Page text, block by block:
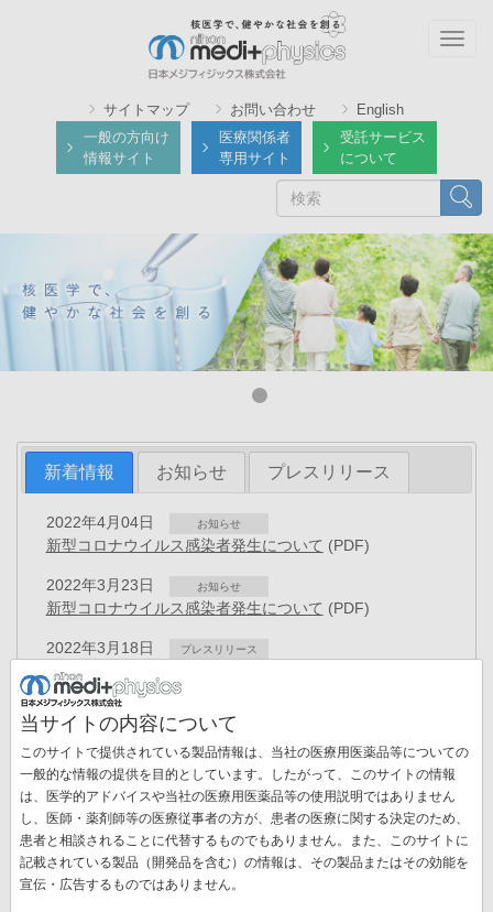
サイトマップ お問い合わせ
English
一般の方向け
情報サイト
医療関係者
専用サイト
受託サービス
について
検索
新着情報 お知らせ プレスリリース
2022年4月04日 お知らせ
新型コロナウイルス感染者発生について (PDF)
2022年3月23日 お知らせ
新型コロナウイルス感染者発生について (PDF)
2022年3月18日 プレスリリース
人事異動のお知らせ
2022年3月10日
3月14日システムメンテナンスのお知らせ
2022年3月07日 お知らせ
新型コロナウイルス感染者発生について(PDF)
ペ
ー
ジ
送
り
先
頭
« 最初
前
ペ
‹‹
ペ
ー
7
ペ
ー
8
ペ
ー
9
ペ
ー
10
カ
レ
11
ペ
ー
12
ペ
13
ペ
14
ペ
15
次
››
当サイトの内容について
このサイトで提供されている製品情報は、当社の医療用医薬品等についての
一般的な情報の提供を目的としています。したがって、このサイトの情報
は、医学的アドバイスや当社の医療用医薬品等の使用説明ではありません
し、医師・薬剤師等の医療従事者の方が、患者の医療に関する決定のため、
患者と相談されることに代替するものでもありません。また、このサイトに
記載されている製品（開発品を含む）の情報は、その製品またはその効能を
宣伝・広告するものではありません。